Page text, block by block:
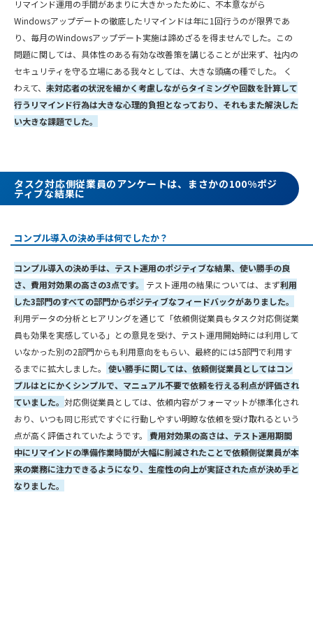
リマインド運用の手間があまりに大きかったために、不本意ながら
Windowsアップデートの徹底したリマインドは年に1回行うのが限界であ
り、毎月のWindowsアップデート実施は諦めざるを得ませんでした。この
問題に関しては、具体性のある有効な改善策を講じることが出来ず、社内の
セキュリティを守る立場にある我々としては、大きな頭痛の種でした。 く
わえて、 未対応者の状況を細かく考慮しながらタイミングや回数を計算して
行うリマインド行為は大きな心理的負担となっており、それもまた解決した
い大きな課題でした。
タスク対応側従業員のアンケートは、まさかの100%ポジ
ティブな結果に
コンプル導入の決め手は何でしたか？
コンプル導入の決め手は、テスト運用のポジティブな結果、使い勝手の良
さ、費用対効果の高さの3点です。
テスト運用の結果については、まず利用
した3部門のすべての部門からポジティブなフィードバックがありました。
利用データの分析とヒアリングを通じて「依頼側従業員もタスク対応側従業
員も効果を実感している」との意見を受け、テスト運用開始時には利用して
いなかった別の2部門からも利用意向をもらい、最終的には5部門で利用す
るまでに拡大しました。
使い勝手に関しては、依頼側従業員としてはコン
プルはとにかくシンプルで、マニュアル不要で依頼を行える利点が評価され
ていました。 対応側従業員としては、依頼内容がフォーマットが標準化され
おり、いつも同じ形式ですぐに行動しやすい明瞭な依頼を受け取れるという
点が高く評価されていたようです。
費用対効果の高さは、テスト運用期間
中にリマインドの準備作業時間が大幅に削減されたことで依頼側従業員が本
来の業務に注力できるようになり、生産性の向上が実証された点が決め手と
なりました。